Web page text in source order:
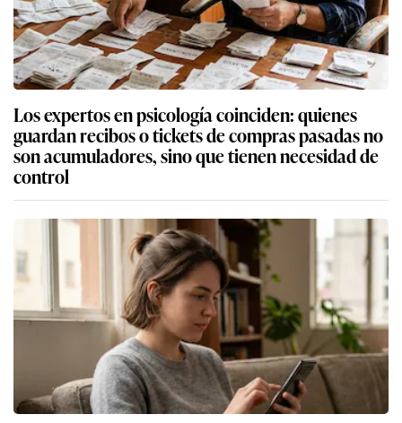
Los expertos en psicología coinciden: quienes
guardan recibos o tickets de compras pasadas no
son acumuladores, sino que tienen necesidad de
control